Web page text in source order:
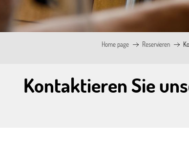
Home page Reservieren
Kontaktieren Sie